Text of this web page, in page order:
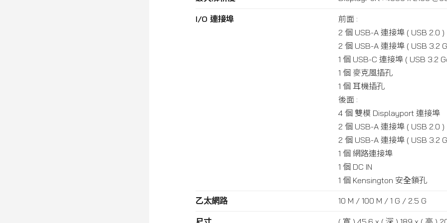
I/O 連接埠
前面 :
2 個 USB-A 連接埠 ( USB 2.0 )
2 個 USB-A 連接埠 ( USB 3.2
1 個 USB-C 連接埠 ( USB 3.2
1 個 麥克風插孔
1 個 耳機插孔
後面 :
4 個 雙模 Displayport 連接埠
2 個 USB-A 連接埠 ( USB 2.0 )
2 個 USB-A 連接埠 ( USB 3.2
1 個 網路連接埠
1 個 DC IN
1 個 Kensington 安全鎖孔
乙太網路 10 M / 100 M / 1 G / 2.5 G